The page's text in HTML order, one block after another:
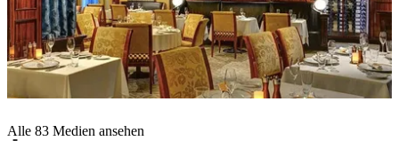
Alle 83 Medien ansehen